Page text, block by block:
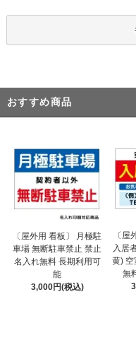
おすすめ商品
〔屋外用 看板〕 月極駐
車場 無断駐車禁止 禁止
名入れ無料 長期利用可
能
3,000円(税込)
〔屋
入居
黄) 空
無